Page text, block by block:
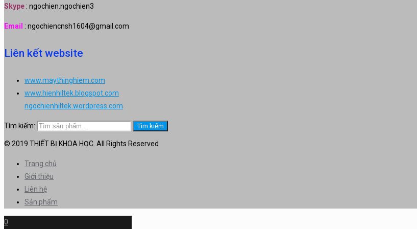
Skype : ngochien.ngochien3
Email : ngochiencnsh1604@gmail.com
Liên kết website
www.maythinghiem.com
www.hienhiltek.blogspot.com
ngochienhiltek.wordpress.com
Tìm kiếm: Tìm kiếm
© 2019 THIẾT BỊ KHOA HỌC. All Rights Reserved
Trang chủ
Giới thiệu
Liên hệ
Sản phẩm
0